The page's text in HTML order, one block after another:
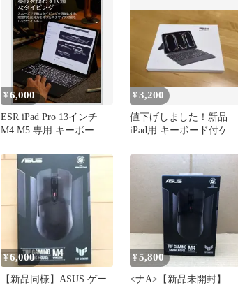
¥6,000
ESR iPad Pro 13インチ
M4 M5 専用 キーボード
¥3,200
値下げしました！新品
iPad用 キーボード付ケー
¥6,000
【新品同様】ASUS ゲー
¥5,800
<ナA>【新品未開封】